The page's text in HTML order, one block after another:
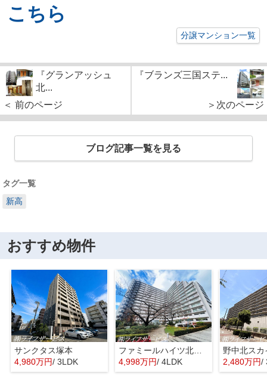
こちら
分譲マンション一覧
『グランアッシュ
北...
＜ 前のページ
『ブランズ三国ステ...
＞次のページ
ブログ記事一覧を見る
タグ一覧
新高
おすすめ物件
サンクタス塚本
4,980万円/ 3LDK
ファミールハイツ北大阪４号棟
4,998万円/ 4LDK
野中北スカ
2,480万円/